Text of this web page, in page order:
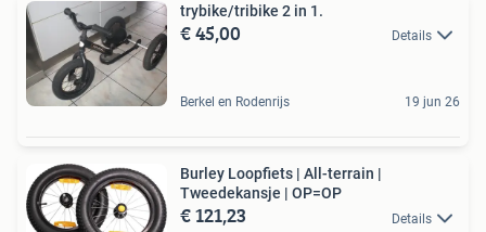
trybike/tribike 2 in 1.
€ 45,00 Details
Berkel en Rodenrijs 19 jun 26
Burley Loopfiets | All-terrain |
Tweedekansje | OP=OP
€ 121,23 Details